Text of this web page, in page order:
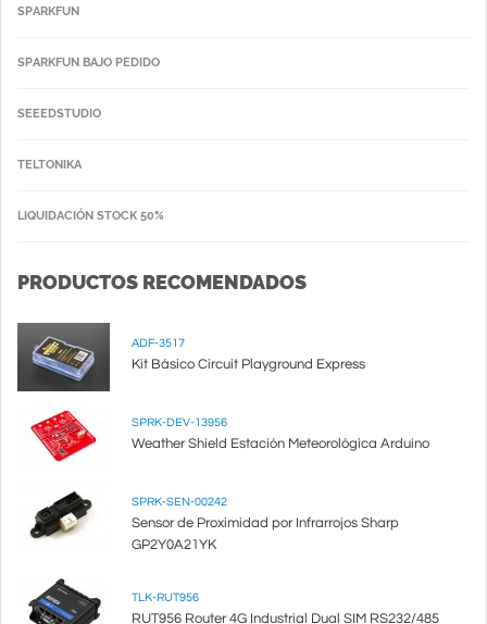
SPARKFUN
SPARKFUN BAJO PEDIDO
SEEEDSTUDIO
TELTONIKA
LIQUIDACIÓN STOCK 50%
PRODUCTOS RECOMENDADOS
ADF-3517
Kit Básico Circuit Playground Express
SPRK-DEV-13956
Weather Shield Estación Meteorológica Arduino
SPRK-SEN-00242
Sensor de Proximidad por Infrarrojos Sharp
GP2Y0A21YK
TLK-RUT956
RUT956 Router 4G Industrial Dual SIM RS232/485